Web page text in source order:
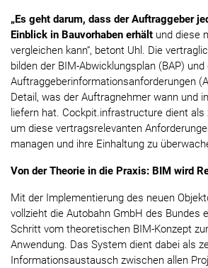
„Es geht darum, dass der Auftraggeber
Einblick in Bauvorhaben erhält und diese
vergleichen kann“, betont Uhl. Die
bilden der BIM-Abwicklungsplan (BAP) und
Auftraggeberinformationsanforderungen
Detail, was der Auftragnehmer wann und
liefern hat. Cockpit.infrastructure dient als
um diese vertragsrelevanten
managen und ihre Einhaltung zu
Von der Theorie in die Praxis: BIM wird
Mit der Implementierung des neuen
vollzieht die Autobahn GmbH des Bundes
Schritt vom theoretischen BIM-Konzept
Anwendung. Das System dient dabei als
Informationsaustausch zwischen allen